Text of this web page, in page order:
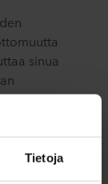
Tietoja
sinua